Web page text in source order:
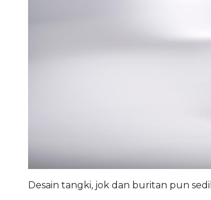
Desain tangki, jok dan buritan pun